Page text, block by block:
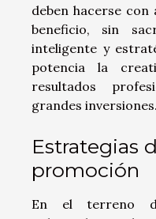
deben hacerse
beneficio, sin
inteligente y
potencia la
resultados
grandes inversiones.
Estrategias
promoción
En el terreno